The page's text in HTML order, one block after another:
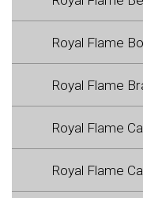
Royal Flame
Royal Flame
Royal Flame
Royal Flame